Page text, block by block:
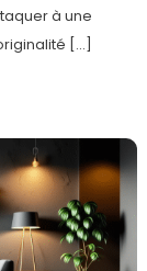
à une
[…]